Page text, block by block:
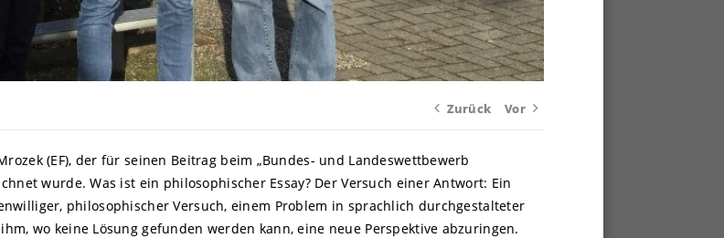
Zurück Vor
(EF), der für seinen Beitrag beim „Bundes- und Landeswettbewerb
wurde. Was ist ein philosophischer Essay? Der Versuch einer Antwort: Ein
philosophischer Versuch, einem Problem in sprachlich durchgestalteter
wo keine Lösung gefunden werden kann, eine neue Perspektive abzuringen.